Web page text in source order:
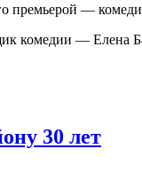
премьерой —
комедии — Елена
30 лет